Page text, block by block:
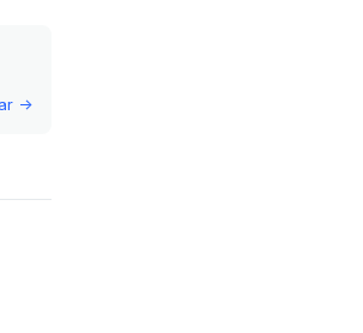
->